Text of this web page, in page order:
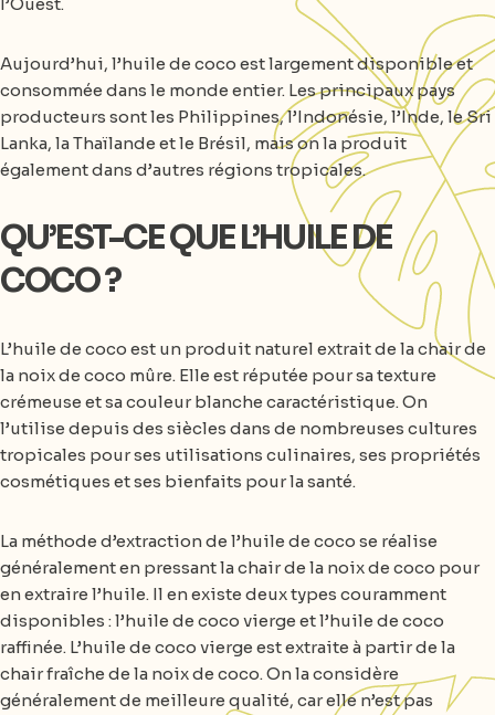
Aujourd’hui, l’huile de coco est largement disponible et
consommée dans le monde entier. Les principaux pays
producteurs sont les Philippines, l’Indonésie, l’Inde, le Sri
Lanka, la Thaïlande et le Brésil, mais on la produit
également dans d’autres régions tropicales.
QU’EST-CE QUE L’HUILE DE
COCO ?
L’huile de coco est un produit naturel extrait de la chair de
la noix de coco mûre. Elle est réputée pour sa texture
crémeuse et sa couleur blanche caractéristique. On
l’utilise depuis des siècles dans de nombreuses cultures
tropicales pour ses utilisations culinaires, ses propriétés
cosmétiques et ses bienfaits pour la santé.
La méthode d’extraction de l’huile de coco se réalise
généralement en pressant la chair de la noix de coco pour
en extraire l’huile. Il en existe deux types couramment
disponibles : l’huile de coco vierge et l’huile de coco
raffinée. L’huile de coco vierge est extraite à partir de la
chair fraîche de la noix de coco. On la considère
généralement de meilleure qualité, car elle n’est pas